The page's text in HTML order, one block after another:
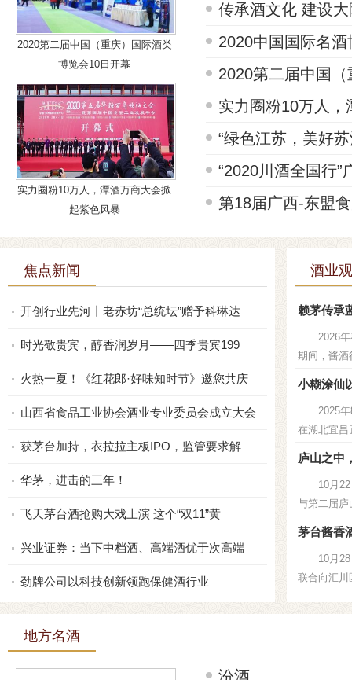
2020第二届中国（重庆）国际酒类
博览会10日开幕
实力圈粉10万人，潭酒万商大会掀
起紫色风暴
传承酒文化 建设
2020中国国际名
2020第二届中国
实力圈粉10万人
“绿色江苏，美好
“2020川酒全国行
第18届广西-东盟
焦点新闻
开创行业先河丨老赤坊“总统坛”赠予科琳达
时光敬贵宾，醇香润岁月——四季贵宾199
火热一夏！《红花郎·好味知时节》邀您共庆
山西省食品工业协会酒业专业委员会成立大会
获茅台加持，衣拉拉主板IPO，监管要求解
华茅，进击的三年！
飞天茅台酒抢购大戏上演 这个“双11”黄
兴业证券：当下中档酒、高端酒优于次高端
劲牌公司以科技创新领跑保健酒行业
酒业
赖茅传承
2026
期间，酱
小糊涂仙
2025
在湖北宜
庐山之中
10月
与第二届
茅台酱香
10月
联合向汇
地方名酒
汾酒